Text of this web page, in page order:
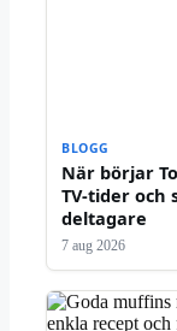
BLOGG
När börjar
TV-tider och
deltagare
7 aug 2026